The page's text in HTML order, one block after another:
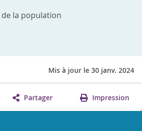
de la population
Mis à jour le 30 janv. 2024
Partager Impression